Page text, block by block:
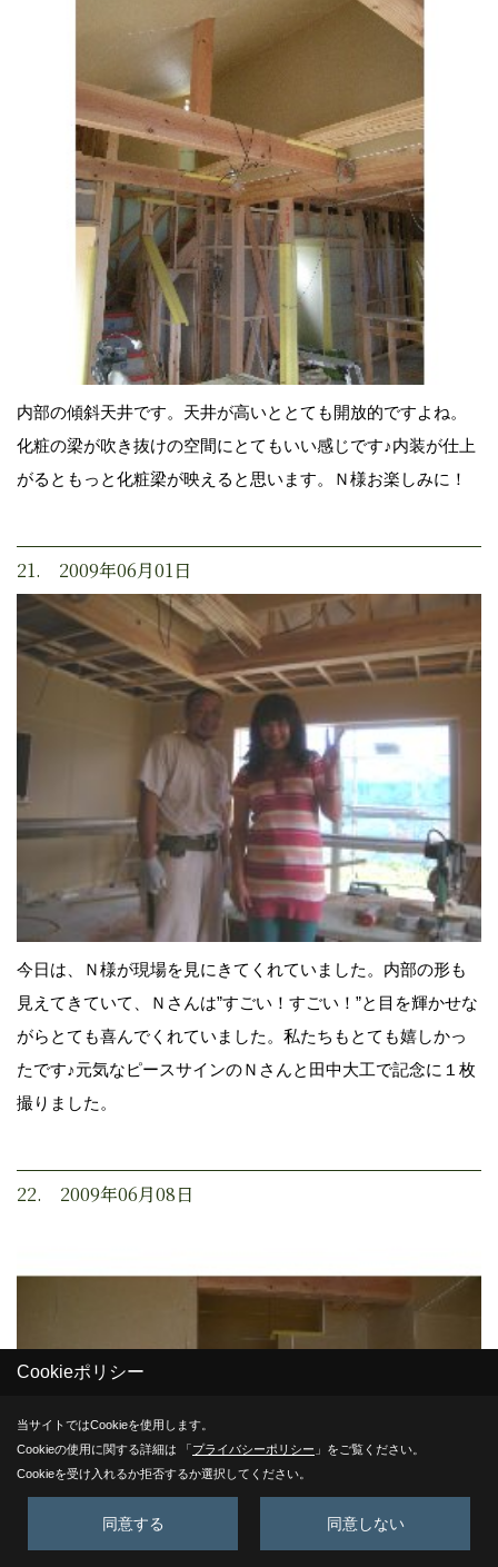
内部の傾斜天井です。天井が高いととても開放的ですよね。
化粧の梁が吹き抜けの空間にとてもいい感じです♪内装が仕上
がるともっと化粧梁が映えると思います。Ｎ様お楽しみに！
21. 2009年06月01日
今日は、Ｎ様が現場を見にきてくれていました。内部の形も
見えてきていて、Ｎさんは”すごい！すごい！”と目を輝かせな
がらとても喜んでくれていました。私たちもとても嬉しかっ
たです♪元気なピースサインのＮさんと田中大工で記念に１枚
撮りました。
22. 2009年06月08日
Cookieポリシー
当サイトではCookieを使用します。
Cookieの使用に関する詳細は 「プライバシーポリシー 」をご覧ください。
Cookieを受け入れるか拒否するか選択してください。
同意する 同意しない